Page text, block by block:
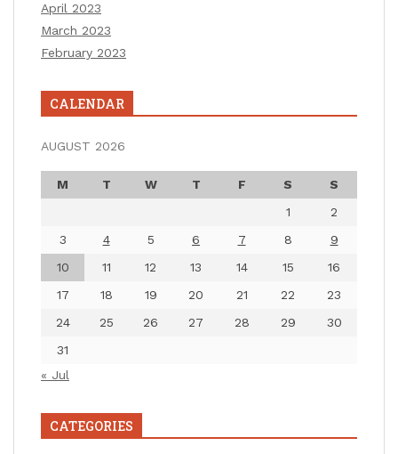
April 2023
March 2023
February 2023
CALENDAR
AUGUST 2026
M T W T F S
S
1
2
3
4 5 6 7 8
9
10
11 12 13 14 15
16
17
18 19 20 21 22
23
24
25 26 27 28 29
30
31
« Jul
CATEGORIES